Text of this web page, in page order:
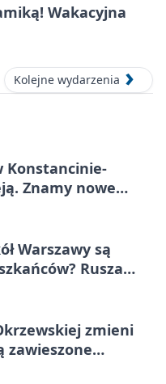
Wakacyjna
Kolejne wydarzenia
Konstancinie-
Znamy nowe
Warszawy są
Rusza
zmieni
zawieszone